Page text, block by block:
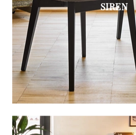
SIREN